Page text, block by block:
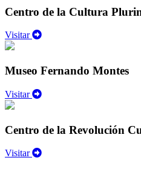
Centro de la Cultura
Visitar
Museo Fernando Montes
Visitar
Centro de la Revolución
Visitar